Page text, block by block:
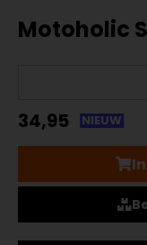
Motoholic
34,95 NIEUW